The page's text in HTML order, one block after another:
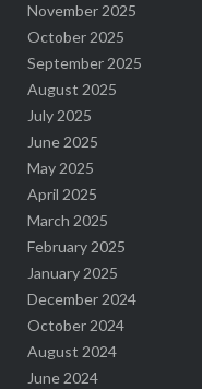
November 2025
October 2025
September 2025
August 2025
July 2025
June 2025
May 2025
April 2025
March 2025
February 2025
January 2025
December 2024
October 2024
August 2024
June 2024